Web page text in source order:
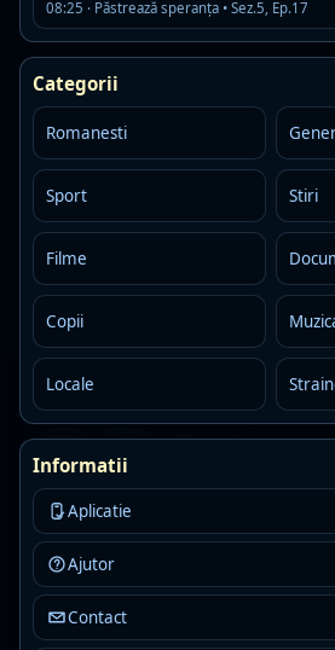
08:25 · Păstrează speranța • Sez.5, Ep.17
Categorii
Romanesti
Sport Stiri
Filme
Copii
Locale
Informatii
Aplicatie
Ajutor
Contact
Asculta Detalii
D
DJ Radio Romania
R
Radio Vocea Evangheliei
MP3 · 128 kbps
christian
Asculta
Detalii
Magic Party Mix
AAC · 80 kbps
80s 90s
dance
Asculta
Detalii
Dance FM
MP3